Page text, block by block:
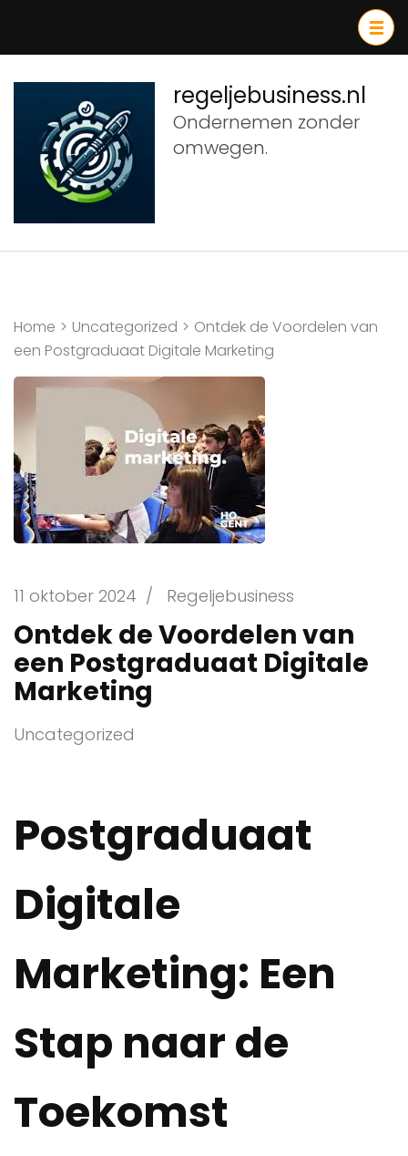
inhoud
(druk
Enter)
regeljebusiness.nl
Ondernemen zonder
omwegen.
Home > Uncategorized > Ontdek de Voordelen van
een Postgraduaat Digitale Marketing
11 oktober 2024 / Regeljebusiness
Ontdek de Voordelen van
een Postgraduaat Digitale
Marketing
Uncategorized
Postgraduaat
Digitale
Marketing: Een
Stap naar de
Toekomst